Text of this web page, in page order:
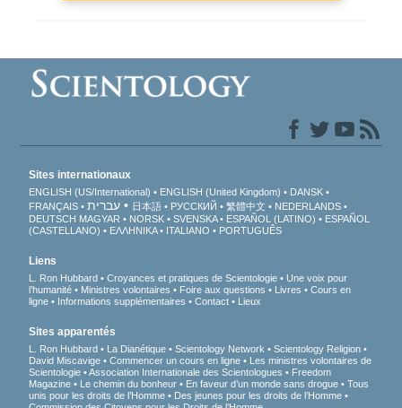
Sites internationaux
ENGLISH (US/International) ENGLISH (United Kingdom)
DANSK
FRANÇAIS
עברית 日本語 РУССКИЙ 繁體中文
NEDERLANDS
DEUTSCH MAGYAR NORSK SVENSKA ESPAÑOL (LATINO)
ESPAÑOL
(CASTELLANO)
ΕΛΛΗΝΙΚA ITALIANO PORTUGUÊS
Liens
L. Ron Hubbard Croyances et pratiques de Scientologie
Une voix pour
l’humanité
Ministres volontaires Foire aux questions Livres
Cours en
ligne
Informations supplémentaires Contact Lieux
Sites apparentés
L. Ron Hubbard La Dianétique Scientology Network
Scientology Religion
David Miscavige
Commencer un cours en ligne
Les ministres volontaires de
Scientologie
Association Internationale des Scientologues
Freedom
Magazine
Le chemin du bonheur En faveur d’un monde sans drogue
Tous
unis pour les droits de l’Homme
Des jeunes pour les droits de l’Homme